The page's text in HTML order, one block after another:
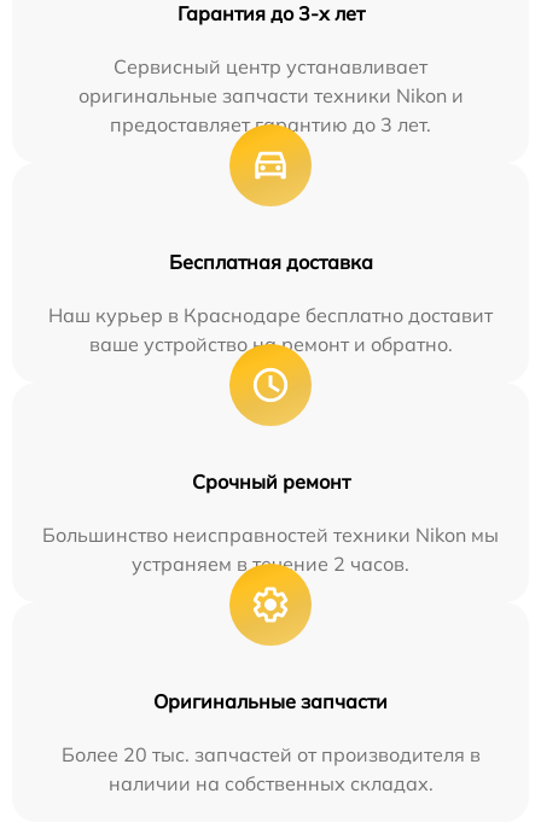
Гарантия до 3-х лет
Сервисный центр устанавливает
оригинальные запчасти техники Nikon и
предоставляет гарантию до 3 лет.
Бесплатная доставка
Наш курьер в Краснодаре бесплатно доставит
ваше устройство на ремонт и обратно.
Срочный ремонт
Большинство неисправностей техники Nikon мы
устраняем в течение 2 часов.
Оригинальные запчасти
Более 20 тыс. запчастей от производителя в
наличии на собственных складах.